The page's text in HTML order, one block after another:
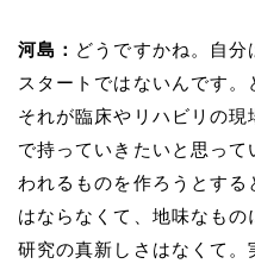
河島： どうですかね。自
スタートではないんです。
それが臨床やリハビリの現
で持っていきたいと思っ
われるものを作ろうとす
はならなくて、地味なもの
研究の真新しさはなくて。